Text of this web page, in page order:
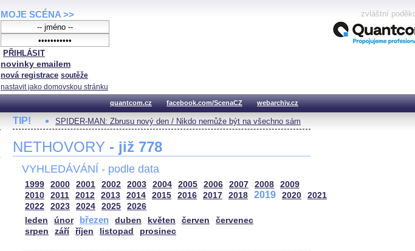
MOJE SCÉNA >>
PŘIHLÁSIT
novinky emailem
nová registrace soutěže
nastavit jako domovskou stránku
zvláštní
quantcom.cz facebook.com/ScenaCZ webarchiv.cz
TIP! SPIDER-MAN: Zbrusu nový den / Nikdo nemůže být na všechno sám
NETHOVORY - již 778
VYHLEDÁVÁNÍ - podle data
1999 2000 2001 2002 2003 2004 2005 2006 2007 2008
2009
2010
2011 2012 2013 2014 2015 2016 2017 2018 2019 2020
2021
2022
2023 2024 2025
2026
leden
únor březen duben květen červen
červenec
srpen
září říjen listopad prosinec